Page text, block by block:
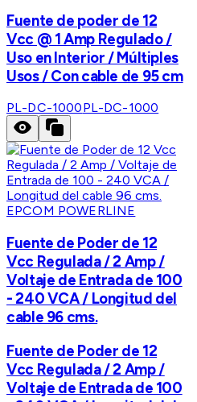
Fuente de poder de 12
Vcc @ 1 Amp Regulado /
Uso en Interior / Múltiples
Usos / Con cable de 95 cm
PL-DC-1000PL-DC-1000
EPCOM POWERLINE
Fuente de Poder de 12
Vcc Regulada / 2 Amp /
Voltaje de Entrada de 100
- 240 VCA / Longitud del
cable 96 cms.
Fuente de Poder de 12
Vcc Regulada / 2 Amp /
Voltaje de Entrada de 100